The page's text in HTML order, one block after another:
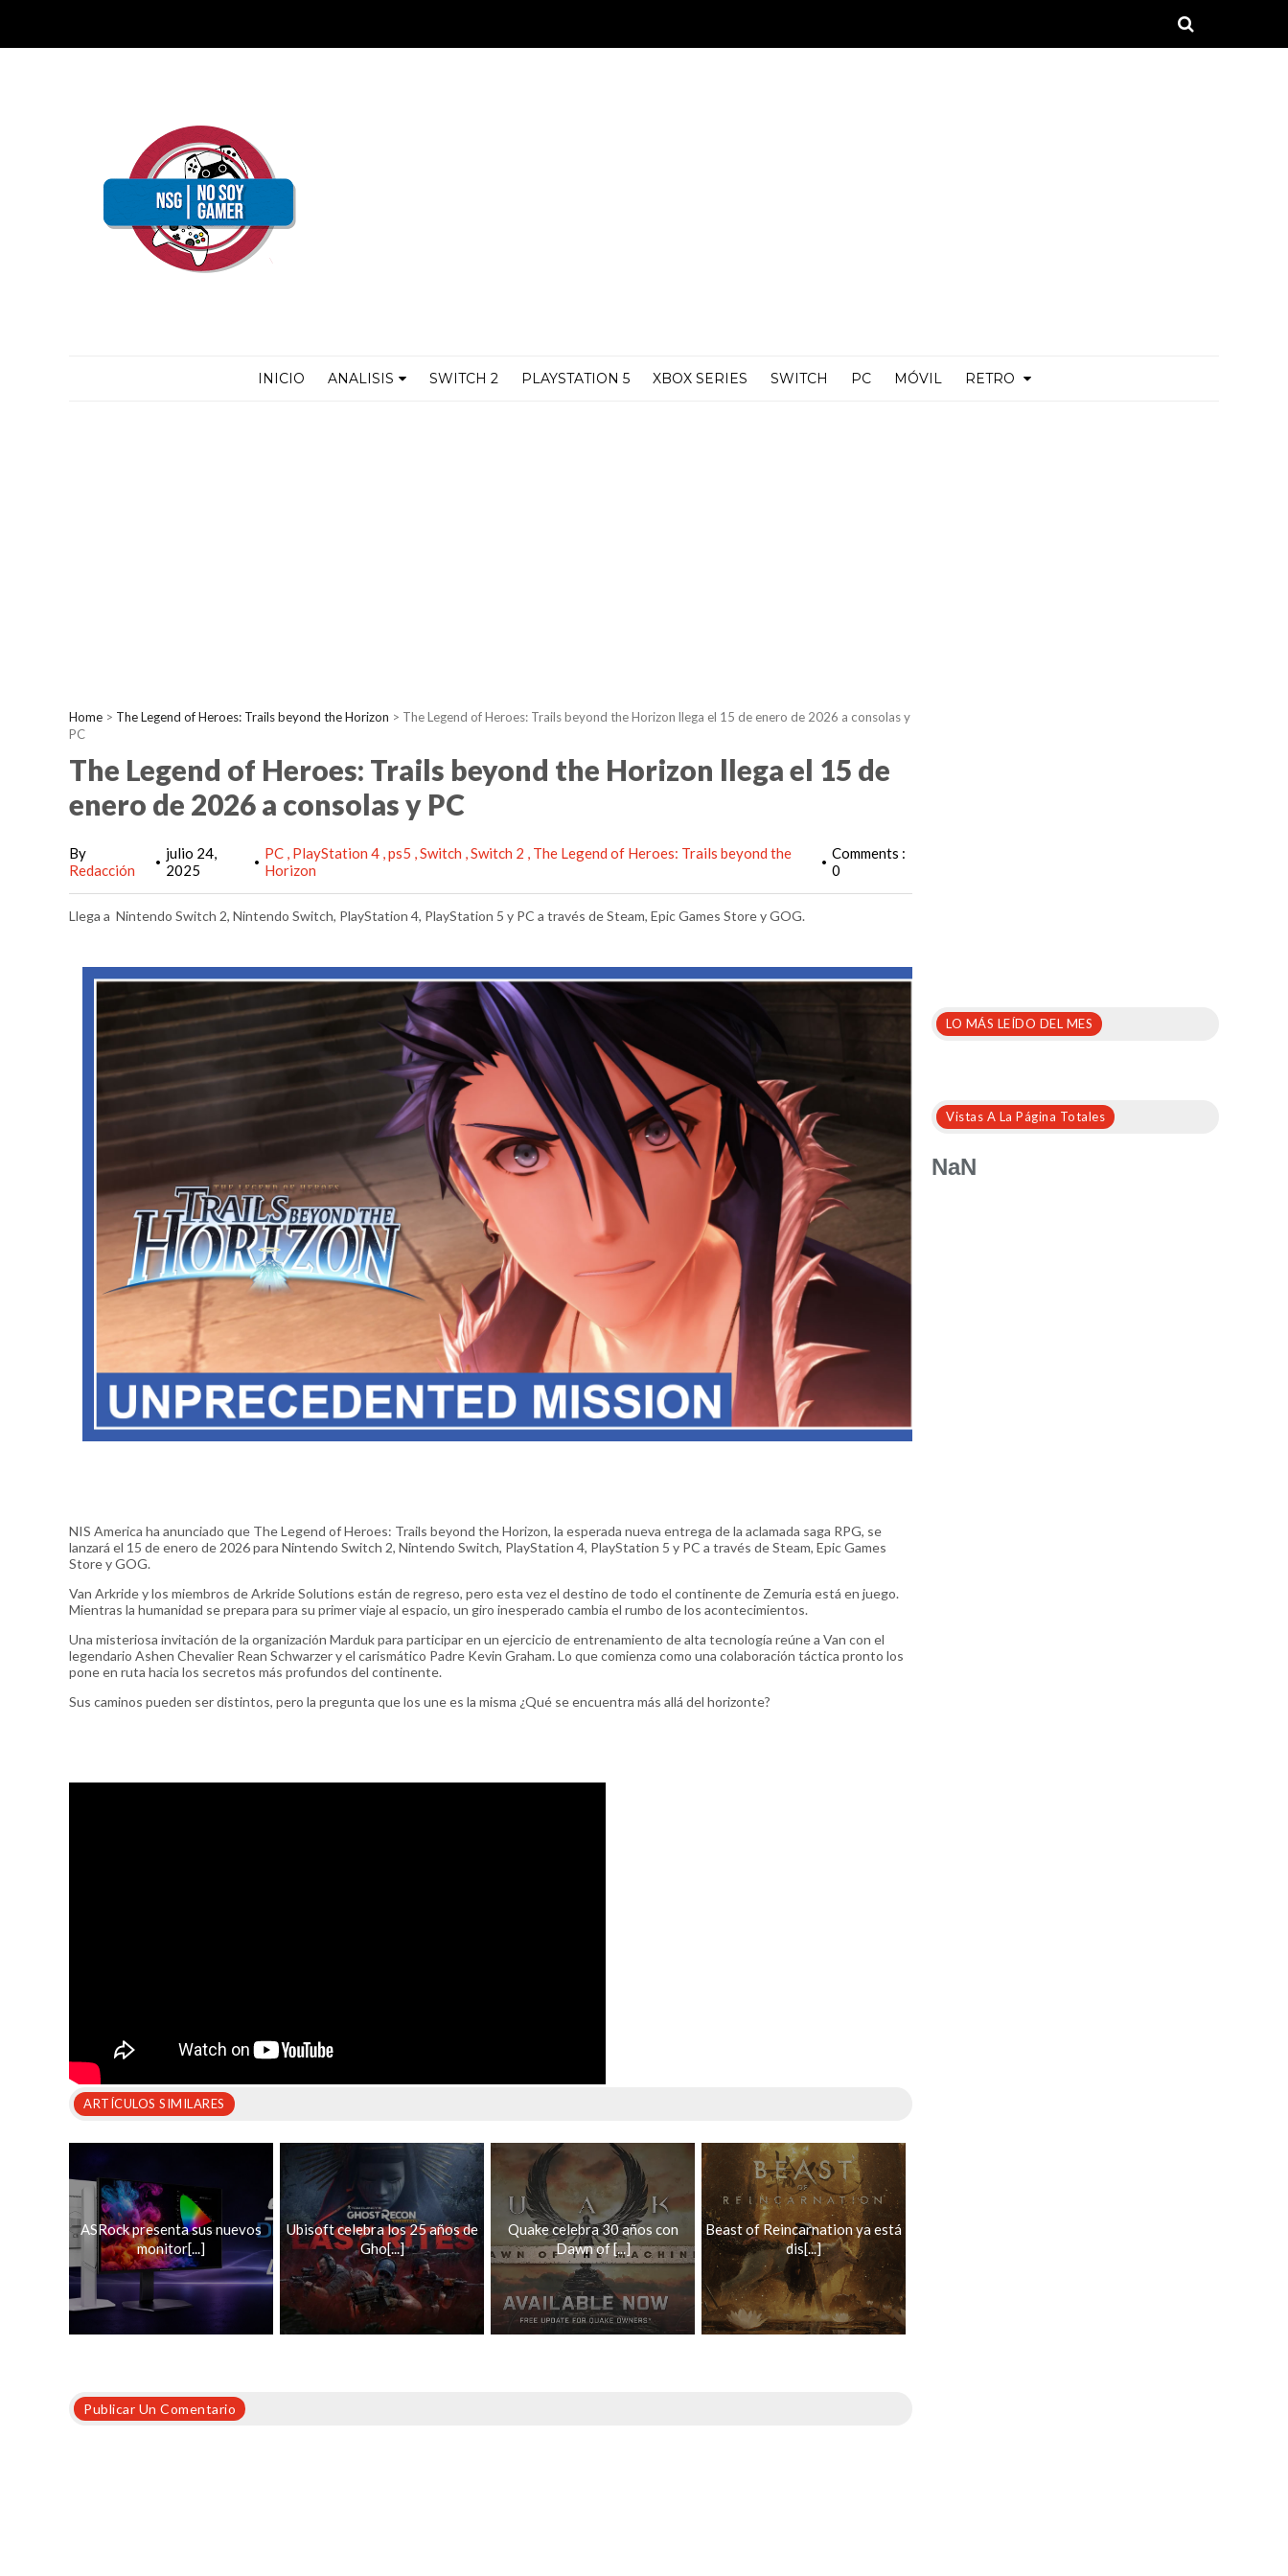
INICIO ANALISIS SWITCH 2 PLAYSTATION 5 XBOX SERIES SWITCH PC MÓVIL RETRO
Home > The Legend of Heroes: Trails beyond the Horizon > The Legend of Heroes: Trails beyond the Horizon llega el 15 de enero de 2026 a consolas y
PC
The Legend of Heroes: Trails beyond the Horizon llega el 15 de
enero de 2026 a consolas y PC
By
Redacción
• julio 24,
2025
• PC PlayStation 4 ps5 Switch Switch 2
The Legend of Heroes: Trails beyond the
Horizon
• Comments :
0
Llega a Nintendo Switch 2, Nintendo Switch, PlayStation 4, PlayStation 5 y PC a través de Steam, Epic Games Store y GOG.
NIS America ha anunciado que The Legend of Heroes: Trails beyond the Horizon, la esperada nueva entrega de la aclamada saga RPG, se
lanzará el 15 de enero de 2026 para Nintendo Switch 2, Nintendo Switch, PlayStation 4, PlayStation 5 y PC a través de Steam, Epic Games
Store y GOG.
Van Arkride y los miembros de Arkride Solutions están de regreso, pero esta vez el destino de todo el continente de Zemuria está en juego.
Mientras la humanidad se prepara para su primer viaje al espacio, un giro inesperado cambia el rumbo de los acontecimientos.
Una misteriosa invitación de la organización Marduk para participar en un ejercicio de entrenamiento de alta tecnología reúne a Van con el
legendario Ashen Chevalier Rean Schwarzer y el carismático Padre Kevin Graham. Lo que comienza como una colaboración táctica pronto los
pone en ruta hacia los secretos más profundos del continente.
Sus caminos pueden ser distintos, pero la pregunta que los une es la misma ¿Qué se encuentra más allá del horizonte?
ARTÍCULOS SIMILARES
ASRock presenta sus nuevos
monitor[...]
Ubisoft celebra los 25 años de
Gho[...]
Quake celebra 30 años con
Dawn of [...]
Beast of Reincarnation ya está
dis[...]
Publicar Un Comentario
LO MÁS LEÍDO DEL MES
Vistas A La Página Totales
NaN